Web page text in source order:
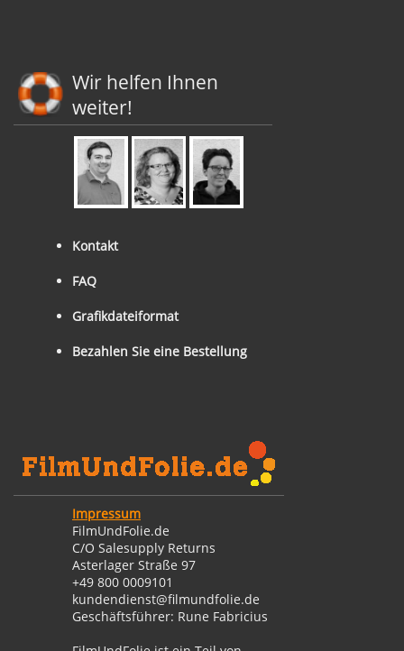
Wir helfen Ihnen
weiter!
Kontakt
FAQ
Grafikdateiformat
Bezahlen Sie eine Bestellung
Impressum
FilmUndFolie.de
C/O Salesupply Returns
Asterlager Straße 97
+49 800 0009101
kundendienst@filmundfolie.de
Geschäftsführer: Rune Fabricius